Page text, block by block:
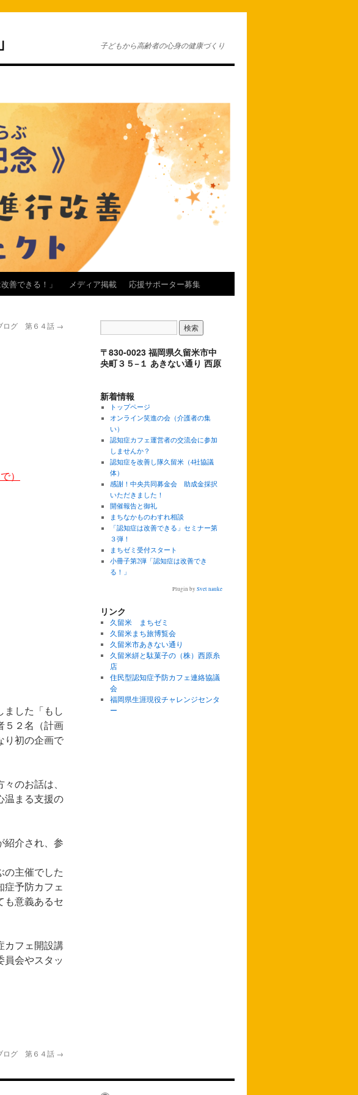
子どもから高齢者の心身の健康づくり
善できる！」 メディア掲載 応援サポーター募集
ログ 第６４話 →
）
ました「もし
５２名（計画
り初の企画で
のお話は、
温まる支援の
紹介され、参
でした
症予防カフェ
も意義あるセ
カフェ開設講
員会やスタッ
ログ 第６４話 →
〒830-0023 福岡県久留米市中
央町３５−１ あきない通り 西原
新着情報
トップページ
オンライン笑進の会（介護者の集
い）
認知症カフェ運営者の交流会に参加
しませんか？
認知症を改善し隊久留米（4社協議
体）
感謝！中央共同募金会 助成金採択
いただきました！
開催報告と御礼
まちなかものわすれ相談
「認知症は改善できる」セミナー第
３弾！
まちゼミ受付スタート
小冊子第2弾「認知症は改善でき
る！」
Plugin by Svet nauke
リンク
久留米 まちゼミ
久留米まち旅博覧会
久留米市あきない通り
久留米絣と駄菓子の（株）西原糸
店
住民型認知症予防カフェ連絡協議
会
福岡県生涯現役チャレンジセンタ
ー